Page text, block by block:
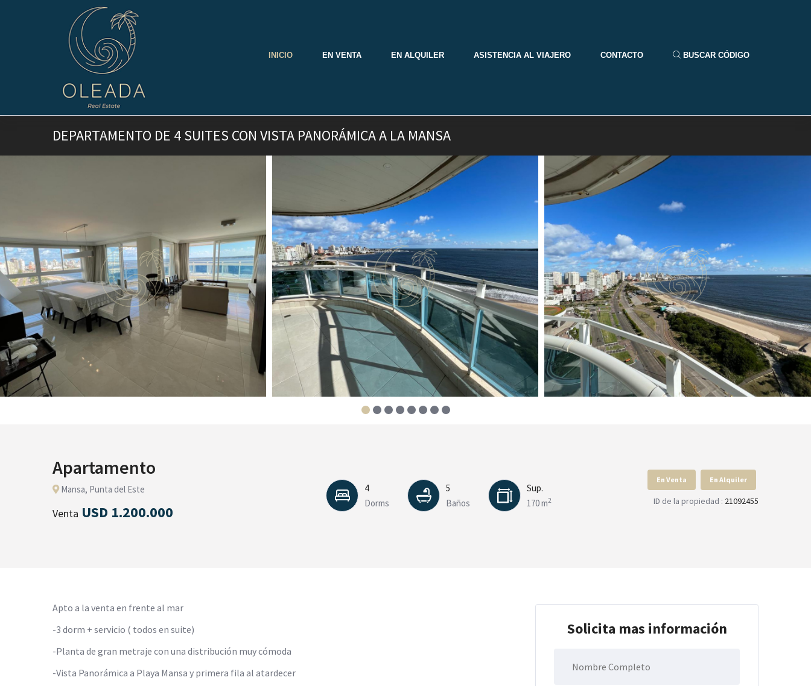
INICIO EN VENTA EN ALQUILER ASISTENCIA AL VIAJERO CONTACTO BUSCAR CÓDIGO
DEPARTAMENTO DE 4 SUITES CON VISTA PANORÁMICA A LA MANSA
Apartamento
Mansa, Punta del Este
Venta USD 1.200.000
4
Dorms
5
Baños
Sup.
170 m2
En Venta En Alquiler
ID de la propiedad : 21092455
Apto a la venta en frente al mar
-3 dorm + servicio ( todos en suite)
-Planta de gran metraje con una distribución muy cómoda
-Vista Panorámica a Playa Mansa y primera fila al atardecer
Solicita mas información